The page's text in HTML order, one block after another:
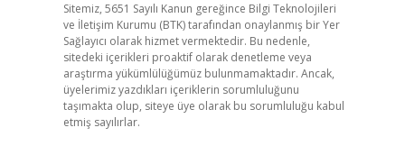
Sitemiz, 5651 Sayılı Kanun gereğince Bilgi Teknolojileri
ve İletişim Kurumu (BTK) tarafından onaylanmış bir Yer
Sağlayıcı olarak hizmet vermektedir. Bu nedenle,
sitedeki içerikleri proaktif olarak denetleme veya
araştırma yükümlülüğümüz bulunmamaktadır. Ancak,
üyelerimiz yazdıkları içeriklerin sorumluluğunu
taşımakta olup, siteye üye olarak bu sorumluluğu kabul
etmiş sayılırlar.